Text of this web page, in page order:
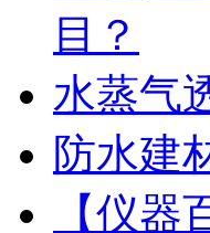
目？
水蒸气
防水建
【仪